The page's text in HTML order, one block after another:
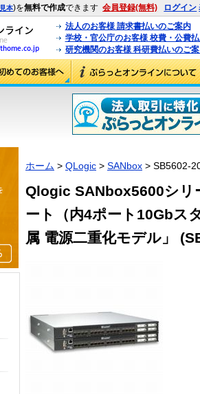
見本)を無料で作成できます 会員登録(無料) ログイン
法人のお客様 請求書払いのご案内
学校・官公庁のお客様 校費・公費
研究機関のお客様 科研費払いのご
ホーム > QLogic > SANbox > SB5602-
Qlogic SANbox5600シリ
ート（内4ポート10Gbス
属 電源二重化モデル」